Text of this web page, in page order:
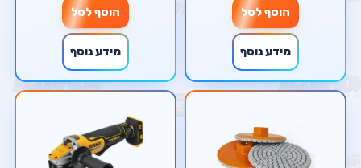
הוסף לסל
מידע נוסף
הוסף לסל
מידע נוסף